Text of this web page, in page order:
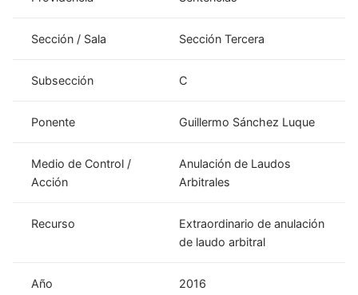
Sección / Sala Sección Tercera
Subsección C
Ponente Guillermo Sánchez Luque
Medio de Control /
Acción
Anulación de Laudos
Arbitrales
Recurso
Extraordinario de anulación
de laudo arbitral
Año 2016